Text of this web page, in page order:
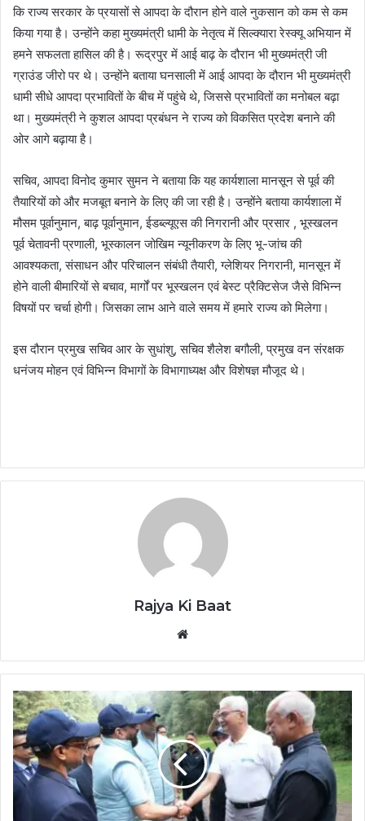
कि राज्य सरकार के प्रयासों से आपदा के दौरान होने वाले नुकसान को कम से कम
किया गया है। उन्होंने कहा मुख्यमंत्री धामी के नेतृत्व में सिल्क्यारा रेस्क्यू अभियान में
हमने सफलता हासिल की है। रूद्रपुर में आई बाढ़ के दौरान भी मुख्यमंत्री जी
ग्राउंड जीरो पर थे। उन्होंने बताया घनसाली में आई आपदा के दौरान भी मुख्यमंत्री
धामी सीधे आपदा प्रभावितों के बीच में पहुंचे थे, जिससे प्रभावितों का मनोबल बढ़ा
था। मुख्यमंत्री ने कुशल आपदा प्रबंधन ने राज्य को विकसित प्रदेश बनाने की
ओर आगे बढ़ाया है।
सचिव, आपदा विनोद कुमार सुमन ने बताया कि यह कार्यशाला मानसून से पूर्व की
तैयारियों को और मजबूत बनाने के लिए की जा रही है। उन्होंने बताया कार्यशाला में
मौसम पूर्वानुमान, बाढ़ पूर्वानुमान, ईडब्ल्यूएस की निगरानी और प्रसार , भूस्खलन
पूर्व चेतावनी प्रणाली, भूस्कालन जोखिम न्यूनीकरण के लिए भू-जांच की
आवश्यकता, संसाधन और परिचालन संबंधी तैयारी, ग्लेशियर निगरानी, मानसून में
होने वाली बीमारियों से बचाव, मार्गों पर भूस्खलन एवं बेस्ट प्रैक्टिसेज जैसे विभिन्न
विषयों पर चर्चा होगी। जिसका लाभ आने वाले समय में हमारे राज्य को मिलेगा।
इस दौरान प्रमुख सचिव आर के सुधांशु, सचिव शैलेश बगौली, प्रमुख वन संरक्षक
धनंजय मोहन एवं विभिन्न विभागों के विभागाध्यक्ष और विशेषज्ञ मौजूद थे।
Rajya Ki Baat